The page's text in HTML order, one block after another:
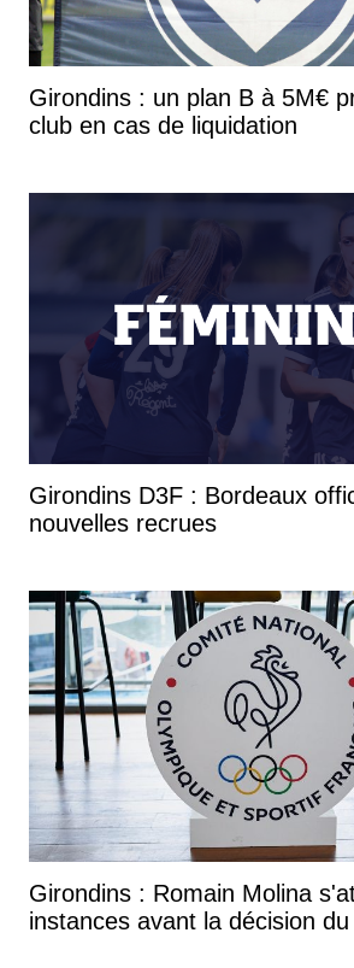
Girondins : un plan B à 5M€
club en cas de liquidation
Girondins D3F : Bordeaux
nouvelles recrues
Girondins : Romain Molina
instances avant la décision